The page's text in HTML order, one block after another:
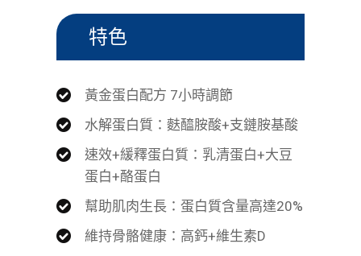
特色
黃金蛋白配方 7小時調節
水解蛋白質：麩醯胺酸+支鏈胺基酸
速效+緩釋蛋白質：乳清蛋白+大豆
蛋白+酪蛋白
幫助肌肉生長：蛋白質含量高達20%
維持骨骼健康：高鈣+維生素D